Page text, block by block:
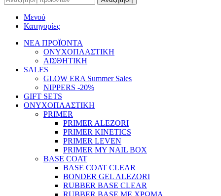
Μενού
Κατηγορίες
ΝΕΑ ΠΡΟΪΟΝΤΑ
ΟΝΥΧΟΠΛΑΣΤΙΚΗ
ΑΙΣΘΗΤΙΚΗ
SALES
GLOW ERA Summer Sales
NIPPERS -20%
GIFT SETS
ΟΝΥΧΟΠΛΑΣΤΙΚΗ
PRIMER
PRIMER ALEZORI
PRIMER KINETICS
PRIMER LEVEN
PRIMER MY NAIL BOX
BASE COAT
BASE COAT CLEAR
BONDER GEL ALEZORI
RUBBER BASE CLEAR
RUBBER BASE ΜΕ ΧΡΩΜΑ